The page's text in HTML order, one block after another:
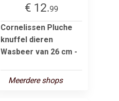
€ 12.99
Cornelissen Pluche
knuffel dieren
Wasbeer van 26 cm -
Meerdere shops